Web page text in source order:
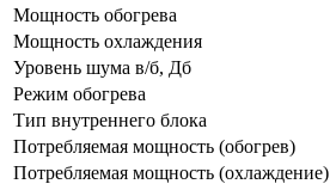
Мощность обогрева
Мощность охлаждения
Уровень шума в/б, Дб
Режим обогрева
Тип внутреннего блока
Потребляемая мощность (обогрев)
Потребляемая мощность (охлаждение)